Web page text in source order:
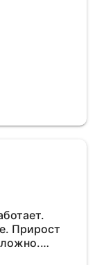
Прирост
что